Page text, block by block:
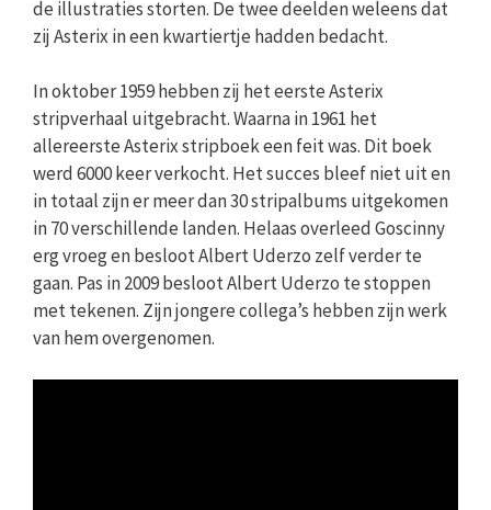
de illustraties storten. De twee deelden weleens dat
zij Asterix in een kwartiertje hadden bedacht.
In oktober 1959 hebben zij het eerste Asterix
stripverhaal uitgebracht. Waarna in 1961 het
allereerste Asterix stripboek een feit was. Dit boek
werd 6000 keer verkocht. Het succes bleef niet uit en
in totaal zijn er meer dan 30 stripalbums uitgekomen
in 70 verschillende landen. Helaas overleed Goscinny
erg vroeg en besloot Albert Uderzo zelf verder te
gaan. Pas in 2009 besloot Albert Uderzo te stoppen
met tekenen. Zijn jongere collega’s hebben zijn werk
van hem overgenomen.